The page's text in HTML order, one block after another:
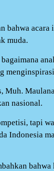
bahwa acara
muda.
Muh.
nasional.
tapi
Indonesia